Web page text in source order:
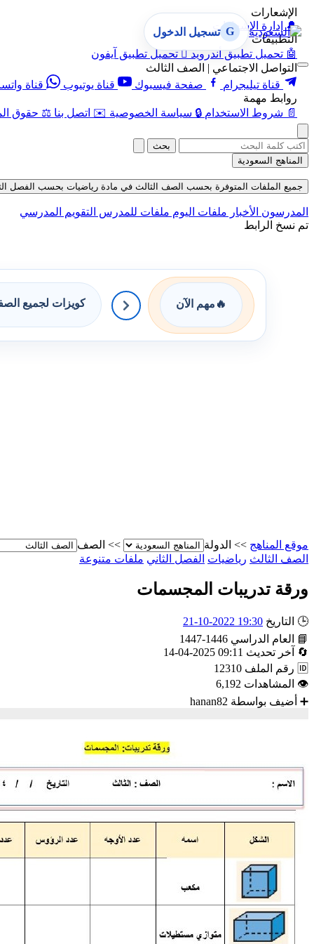
الإشعارات
🔔 إدارة الإشعارات
التطبيقات
🤖 تحميل تطبيق أندرويد  تحميل تطبيق آيفون
التواصل الاجتماعي | الصف الثالث
قناة تيليجرام
صفحة فيسبوك قناة يوتيوب
قناة
روابط مهمة
📄 شروط الاستخدام 🔒 سياسة الخصوصية ✉️ اتصل بنا ⚖️ حقوق
G تسجيل الدخول
بحث
المناهج السعودية
جميع الملفات المتوفرة بحسب الصف الثالث في مادة رياضيات بحسب الفصل الثاني
المدرسون الأخبار ملفات اليوم ملفات للمدرس التقويم المدرسي
تم نسخ الرابط
🔥 مهم الآن كويزات لجميع
موقع المناهج >> الدولة >> الصف
الصف الثالث رياضيات الفصل الثاني ملفات متنوعة
ورقة تدريبات المجسمات
🕒 التاريخ 19:30 2022-10-21
📘
العام الدراسي 1446-1447
🔄
آخر تحديث 09:11 2025-04-14
🆔 رقم الملف 12310
👁 المشاهدات 6,192
➕ أضيف بواسطة hanan82